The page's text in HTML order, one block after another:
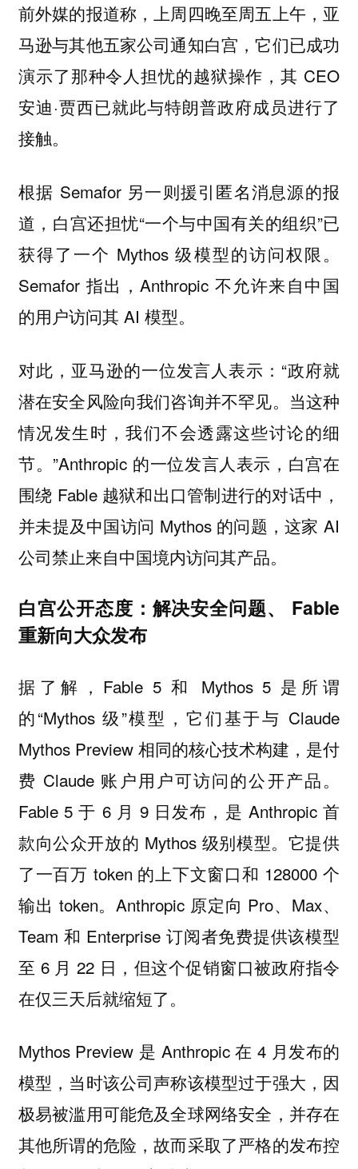
前外媒的报道称，上周四晚至周五上午，亚
马逊与其他五家公司通知白宫，它们已成功
演示了那种令人担忧的越狱操作，其 CEO
安迪·贾西已就此与特朗普政府成员进行了
接触。
根据 Semafor 另一则援引匿名消息源的报
道，白宫还担忧“一个与中国有关的组织”已
获得了一个 Mythos 级模型的访问权限。
Semafor 指出，Anthropic 不允许来自中国
的用户访问其 AI 模型。
对此，亚马逊的一位发言人表示：“政府就
潜在安全风险向我们咨询并不罕见。当这种
情况发生时，我们不会透露这些讨论的细
节。”Anthropic 的一位发言人表示，白宫在
围绕 Fable 越狱和出口管制进行的对话中，
并未提及中国访问 Mythos 的问题，这家 AI
公司禁止来自中国境内访问其产品。
白宫公开态度：解决安全问题、 Fable
重新向大众发布
据了解，Fable 5 和 Mythos 5 是所谓
的“Mythos 级”模型，它们基于与 Claude
Mythos Preview 相同的核心技术构建，是付
费 Claude 账户用户可访问的公开产品。
Fable 5 于 6 月 9 日发布，是 Anthropic 首
款向公众开放的 Mythos 级别模型。它提供
了一百万 token 的上下文窗口和 128000 个
输出 token。Anthropic 原定向 Pro、Max、
Team 和 Enterprise 订阅者免费提供该模型
至 6 月 22 日，但这个促销窗口被政府指令
在仅三天后就缩短了。
Mythos Preview 是 Anthropic 在 4 月发布的
模型，当时该公司声称该模型过于强大，因
极易被滥用可能危及全球网络安全，并存在
其他所谓的危险，故而采取了严格的发布控